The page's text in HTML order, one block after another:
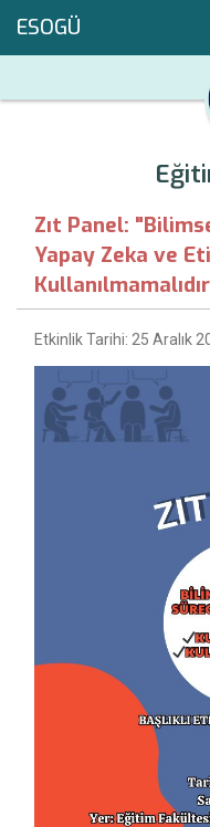
ESOGÜ
Zıt Panel:
Yapay Zeka ve
Etkinlik Tarihi: 25 Aralık